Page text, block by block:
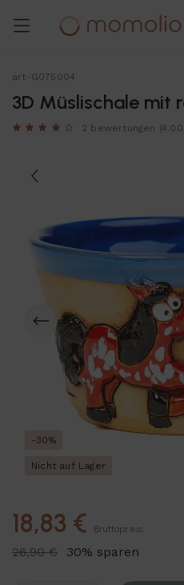
art-G075004
3D Müslischale mit
2 bewertungen
-30%
Nicht auf Lager
18,83 € Bruttopreis
26,90 € 30% sparen